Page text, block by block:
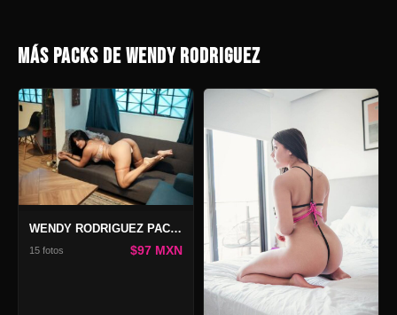
MÁS PACKS DE WENDY RODRIGUEZ
WENDY RODRIGUEZ PACK TRICK OR TREAT
15 fotos $97 MXN